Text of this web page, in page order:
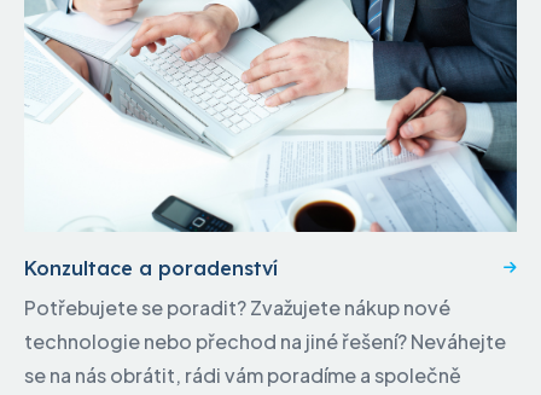
Konzultace a poradenství
Potřebujete se poradit? Zvažujete nákup nové
technologie nebo přechod na jiné řešení? Neváhejte
se na nás obrátit, rádi vám poradíme a společně